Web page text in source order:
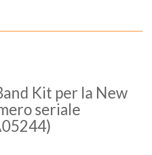
Kit per la New
seriale